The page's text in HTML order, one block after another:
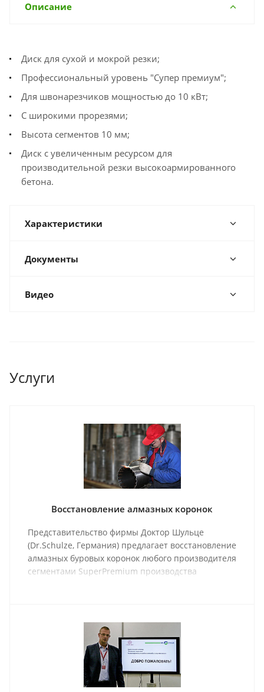
Описание
Диск для сухой и мокрой резки;
Профессиональный уровень "Супер премиум";
Для швонарезчиков мощностью до 10 кВт;
С широкими прорезями;
Высота сегментов 10 мм;
Диск с увеличенным ресурсом для
производительной резки высокоармированного
бетона.
Характеристики
Документы
Видео
Услуги
Восстановление алмазных коронок
Представительство фирмы Доктор Шульце
(Dr.Schulze, Германия) предлагает восстановление
алмазных буровых коронок любого производителя
сегментами SuperPremium производства